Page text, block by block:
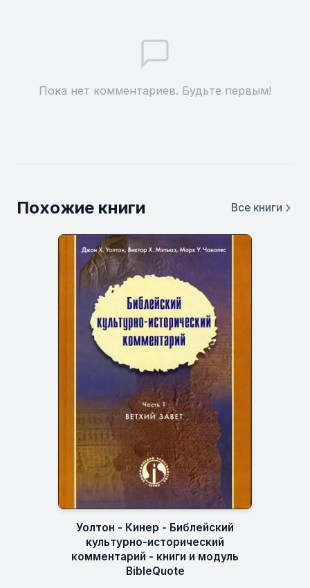
Пока нет комментариев. Будьте первым!
Похожие книги Все книги
Уолтон - Кинер - Библейский
культурно-исторический
комментарий - книги и модуль
BibleQuote